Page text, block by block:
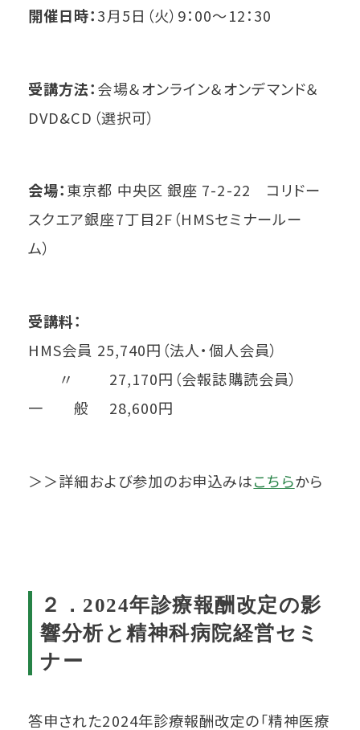
開催日時：3月5日（火）9：00～12：30
受講方法：会場＆オンライン＆オンデマンド＆
DVD&CD（選択可）
会場：東京都 中央区 銀座 7-2-22 コリドー
スクエア銀座7丁目2F（HMSセミナールー
ム）
受講料：
HMS会員 25,740円（法人・個人会員）
〃 27,170円（会報誌購読会員）
一 般 28,600円
＞＞詳細および参加のお申込みはこちらから
２．2024年診療報酬改定の影
響分析と精神科病院経営セミ
ナー
答申された2024年診療報酬改定の「精神医療